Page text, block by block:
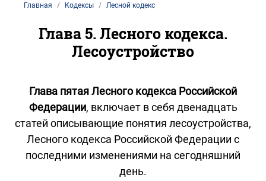
Главная Кодексы Лесной кодекс
Глава 5. Лесного кодекса.
Лесоустройство
Глава пятая Лесного кодекса Российской
Федерации, включает в себя двенадцать
статей описывающие понятия лесоустройства,
Лесного кодекса Российской Федерации с
последними изменениями на сегодняшний
день.